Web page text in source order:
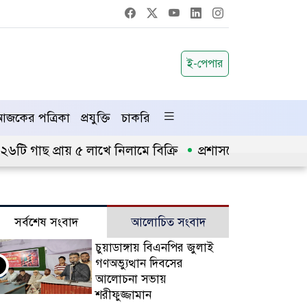
ই-পেপার
পত্রিকা প্রযুক্তি চাকরি
গাছ প্রায় ৫ লাখে নিলামে বিক্রি
প্রশাসনে অনুপ্রবেশ
সর্বশেষ সংবাদ
আলোচিত সংবাদ
চুয়াডাঙ্গায় বিএনপির জুলাই
গণঅভ্যুত্থান দিবসের
আলোচনা সভায়
শরীফুজ্জামান